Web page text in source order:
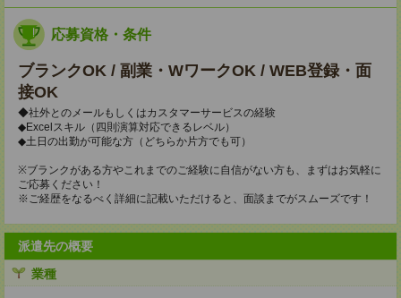
応募資格・条件
ブランクOK / 副業・WワークOK / WEB登録・面
接OK
◆社外とのメールもしくはカスタマーサービスの経験
◆Excelスキル（四則演算対応できるレベル）
◆土日の出勤が可能な方（どちらか片方でも可）
※ブランクがある方やこれまでのご経験に自信がない方も、まずはお気軽に
ご応募ください！
※ご経歴をなるべく詳細に記載いただけると、面談までがスムーズです！
派遣先の概要
業種